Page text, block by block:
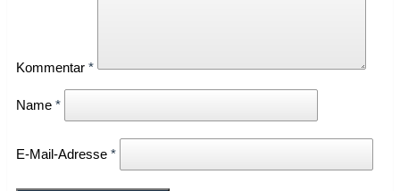
Kommentar *
Name *
E-Mail-Adresse *